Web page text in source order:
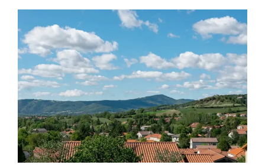
voiture
:
comment
réduire
son
budget